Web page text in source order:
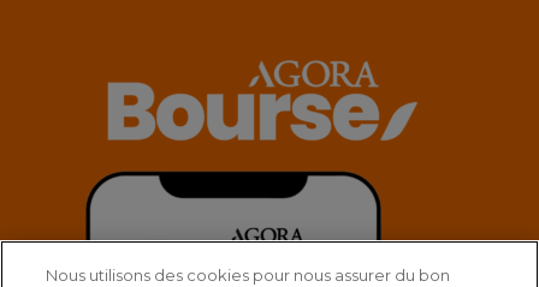
Nous utilisons des cookies pour nous assurer du bon